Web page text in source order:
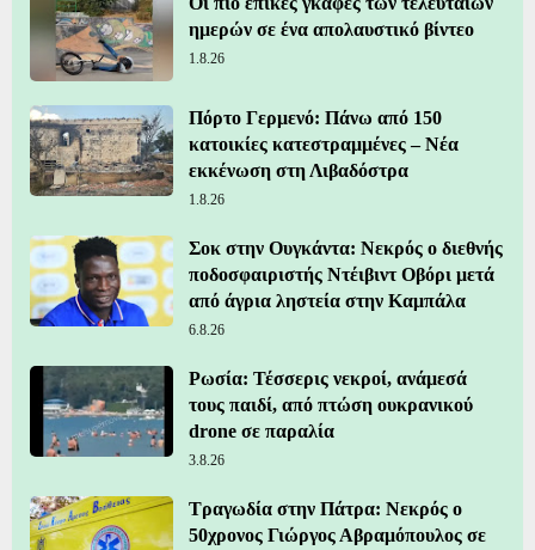
ημερών σε ένα απολαυστικό βίντεο
1.8.26
Πόρτο Γερμενό: Πάνω από 150
κατοικίες κατεστραμμένες – Νέα
εκκένωση στη Λιβαδόστρα
1.8.26
Σοκ στην Ουγκάντα: Νεκρός ο διεθνής
ποδοσφαιριστής Ντέιβιντ Οβόρι μετά
από άγρια ληστεία στην Καμπάλα
6.8.26
Ρωσία: Τέσσερις νεκροί, ανάμεσά
τους παιδί, από πτώση ουκρανικού
drone σε παραλία
3.8.26
Τραγωδία στην Πάτρα: Νεκρός ο
50χρονος Γιώργος Αβραμόπουλος σε